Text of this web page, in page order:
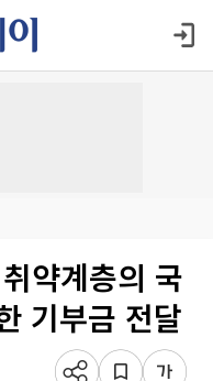
약계층의 국
기부금 전달